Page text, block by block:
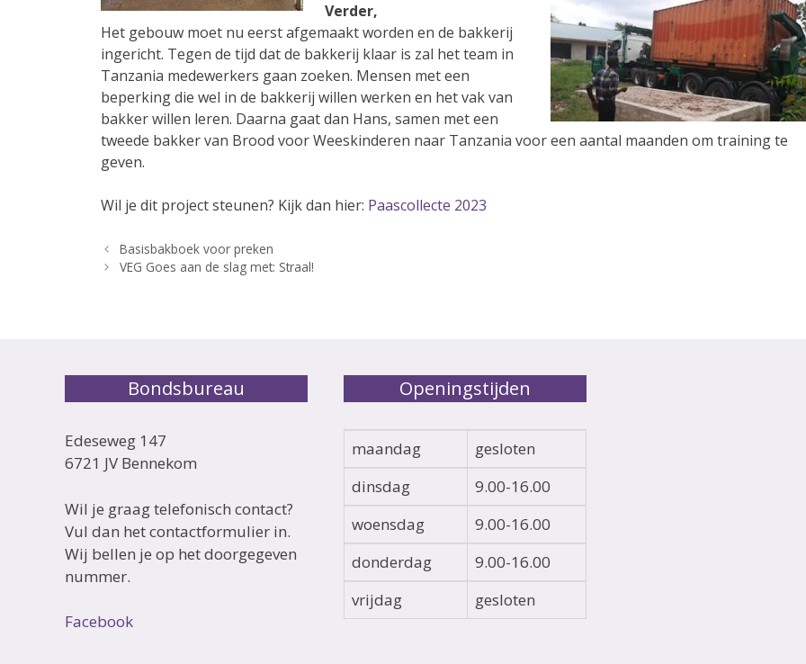
Verder,
Het gebouw moet nu eerst afgemaakt worden en de bakkerij
ingericht. Tegen de tijd dat de bakkerij klaar is zal het team in
Tanzania medewerkers gaan zoeken. Mensen met een
beperking die wel in de bakkerij willen werken en het vak van
bakker willen leren. Daarna gaat dan Hans, samen met een
tweede bakker van Brood voor Weeskinderen naar Tanzania voor een aantal maanden om training te
geven.
Wil je dit project steunen? Kijk dan hier: Paascollecte 2023
Basisbakboek voor preken
VEG Goes aan de slag met: Straal!
Bondsbureau
Edeseweg 147
6721 JV Bennekom
Wil je graag telefonisch contact?
Vul dan het contactformulier in.
Wij bellen je op het doorgegeven
nummer.
Facebook
Openingstijden
maandag
gesloten
dinsdag
9.00-16.00
woensdag
9.00-16.00
donderdag
9.00-16.00
vrijdag
gesloten